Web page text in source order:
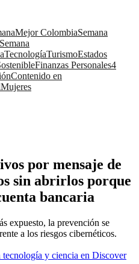
Mejor ColombiaSemana
Semana
TecnologíaTurismoEstados
Finanzas Personales4
Contenido en
Mujeres
por mensaje de
sin abrirlos porque
bancaria
expuesto, la prevención se
a los riesgos cibernéticos.
tecnología y ciencia en Discover